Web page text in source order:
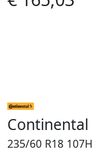
235/60 R18 107H